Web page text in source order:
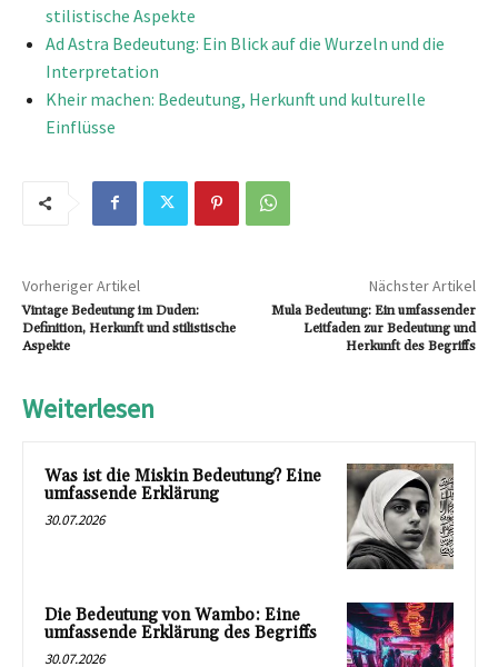
stilistische Aspekte
Ad Astra Bedeutung: Ein Blick auf die Wurzeln und die
Interpretation
Kheir machen: Bedeutung, Herkunft und kulturelle
Einflüsse
Vorheriger Artikel
Vintage Bedeutung im Duden:
Definition, Herkunft und stilistische
Aspekte
Nächster Artikel
Mula Bedeutung: Ein umfassender
Leitfaden zur Bedeutung und
Herkunft des Begriffs
Weiterlesen
Was ist die Miskin Bedeutung? Eine
umfassende Erklärung
30.07.2026
Die Bedeutung von Wambo: Eine
umfassende Erklärung des Begriffs
30.07.2026